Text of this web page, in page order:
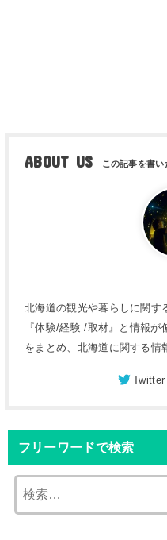
ABOUT US
北海道の観光や暮らしに関す
『体験/経験 /取材』と情報
をまとめ、北海道に関する情
フリーワードで検索